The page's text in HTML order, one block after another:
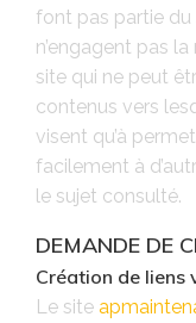
font pas partie du
n’engagent pas
site qui ne peut
contenus vers
visent qu’à
facilement à
le sujet consulté.
DEMANDE DE
Création de liens
Le site